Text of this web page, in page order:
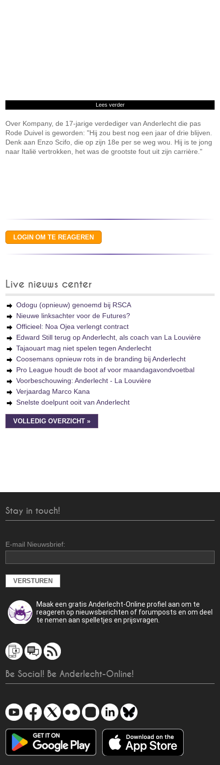
Lees verder
Over Kompany, de 17-jarige verdediger van Anderlecht die pas
Rode Duivel is geworden: "Hij zou best nog een jaar of drie blijven.
Denk aan Enzo Scifo, die op zijn 18e per se weg wou. Hij is te jong
naar Italië vertrokken, het was de grootste fout uit zijn carrière."
Live nieuws center
Odogu (opnieuw) genoemd bij RSCA
Nieuwe linksachter voor de Futures?
Officieel: Noa Ojea verlengt contract
Edward Still terug op Anderlecht, als coach van La Louvière
Tajaouart mag niet spelen tegen Anderlecht
Coosemans opnieuw rots in de branding bij Anderlecht
Pro League houdt de boot af voor maandagavondvoetbal
Voorbeschouwing: Anderlecht - La Louvière
Verjaardag Marco Kana
Snelste doelpunt ooit van Anderlecht
VOLLEDIG OVERZICHT »
Stay in touch!
E-mail Nieuwsbrief:
Maak een gratis Anderlecht-Online profiel aan om te
reageren op nieuwsberichten of forumposts en om deel
te nemen aan spelletjes en prijsvragen.
Be Social! Be Anderlecht-Online!